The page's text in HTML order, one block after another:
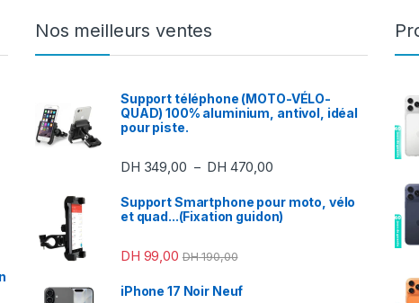
Nos meilleurs ventes
Support téléphone (MOTO-VÉLO-
QUAD) 100% aluminium, antivol, idéal
pour piste.
DH 349,00 – DH 470,00Plage de prix : DH
Support Smartphone pour moto, vélo
et quad...(Fixation guidon)
DH 99,00 DH190,00
iPhone 17 Noir Neuf